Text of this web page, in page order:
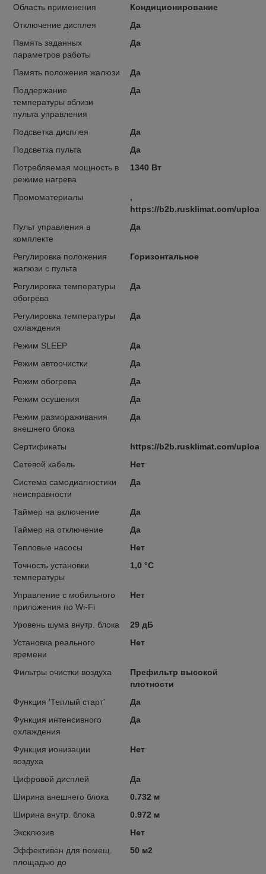
Область применения
Кондиционирование
Отключение дисплея
Да
Память заданных
параметров работы
Да
Память положения жалюзи
Да
Поддержание
температуры вблизи
пульта управления
Да
Подсветка дисплея
Да
Подсветка пульта
Да
Потребляемая мощность в
режиме нагрева
1340 Вт
Промоматериалы
,
https://b2b.rusklimat.com/
Пульт управления в
комплекте
Да
Регулировка положения
жалюзи с пульта
Горизонтальное
Регулировка температуры
обогрева
Да
Регулировка температуры
охлаждения
Да
Режим SLEEP
Да
Режим автоочистки
Да
Режим обогрева
Да
Режим осушения
Да
Режим размораживания
внешнего блока
Да
Сертификаты
https://b2b.rusklimat.com/
Сетевой кабель
Нет
Система самодиагностики
неисправности
Да
Таймер на включение
Да
Таймер на отключение
Да
Тепловые насосы
Нет
Точность установки
температуры
1,0 °С
Управление c мобильного
приложения по Wi-Fi
Нет
Уровень шума внутр. блока
29 дБ
Установка реального
времени
Нет
Фильтры очистки воздуха
Префильтр высокой
плотности
Функция 'Теплый старт'
Да
Функция интенсивного
охлаждения
Да
Функция ионизации
воздуха
Нет
Цифровой дисплей
Да
Ширина внешнего блока
0.732 м
Ширина внутр. блока
0.972 м
Эксклюзив
Нет
Эффективен для помещ.
площадью до
50 м2